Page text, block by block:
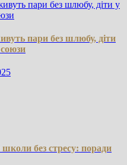
пари без шлюбу, діти
без стресу: поради